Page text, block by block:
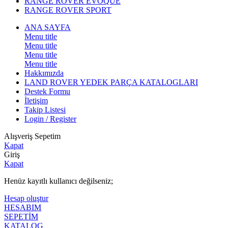
RANGE ROVER SPORT
ANA SAYFA
Menu title
Menu title
Menu title
Menu title
Hakkımızda
LAND ROVER YEDEK PARÇA KATALOGLARI
Destek Formu
İletişim
Takip Listesi
Login / Register
Alışveriş Sepetim
Kapat
Giriş
Kapat
Henüz kayıtlı kullanıcı değilseniz;
Hesap oluştur
HESABIM
SEPETİM
KATALOG